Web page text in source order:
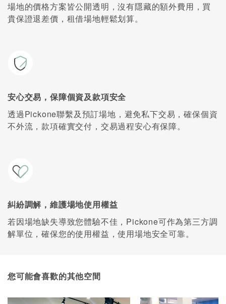
場地的價格方案皆公開透明，沒有隱藏的額外費用，買
貴保證退差價，租借場地輕鬆划算。
安心交易，保障個資及款項安全
透過Pickone聯繫及預訂場地，避免私下交易，確保個資
不外流，款項確實交付，交易過程安心有保障。
糾紛調解，維護場地使用權益
若因場地缺失導致您體驗不佳，Pickone可作為第三方調
解單位，確保您的使用權益，使用場地安全可靠。
您可能會喜歡的其他空間